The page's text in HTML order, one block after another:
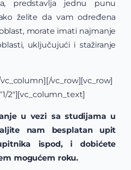
predstavlja jednu punu
želite da vam određena
morate imati najmanje
uključujući i stažiranje
vc_row][vc_row]
2″][vc_column_text]
u vezi sa studijama u
nam besplatan upit
ispod, i dobićete
mogućem roku.